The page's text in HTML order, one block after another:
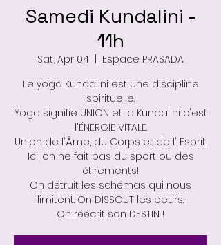
Samedi Kundalini -
11h
Sat, Apr 04
Espace PRASADA
Le yoga Kundalini est une discipline
spirituelle.
Yoga signifie UNION et la Kundalini c'est
l'ÉNERGIE VITALE.
Union de l'Âme, du Corps et de l' Esprit.
Ici, on ne fait pas du sport ou des
étirements!
On détruit les schémas qui nous
limitent. On DISSOUT les peurs.
On réécrit son DESTIN !